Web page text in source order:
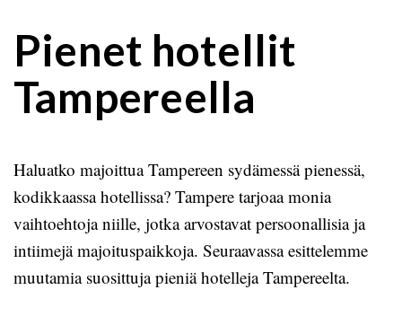
Pienet hotellit
Tampereella
Haluatko majoittua Tampereen sydämessä pienessä,
kodikkaassa hotellissa? Tampere tarjoaa monia
vaihtoehtoja niille, jotka arvostavat persoonallisia ja
intiimejä majoituspaikkoja. Seuraavassa esittelemme
muutamia suosittuja pieniä hotelleja Tampereelta.